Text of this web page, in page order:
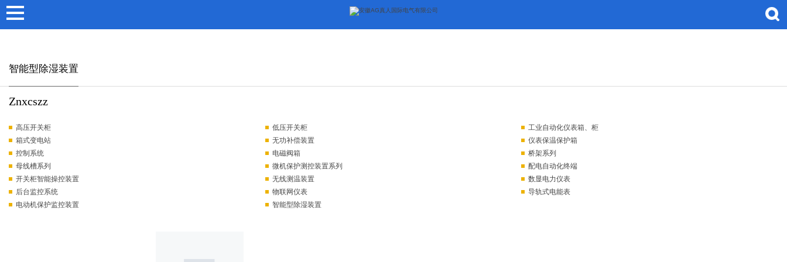
AG真人国际
智能型除湿装置
Znxcszz
高压开关柜 低压开关柜
工业自动化仪表箱、柜
箱式变电站
无功补偿装置
仪表保温保护箱
控制系统
电磁阀箱
桥架系列
母线槽系列
微机保护测控装置系列
配电自动化终端
开关柜智能操控装置
无线测温装置
数显电力仪表
后台监控系统
物联网仪表
导轨式电能表
电动机保护监控装置
智能型除湿装置